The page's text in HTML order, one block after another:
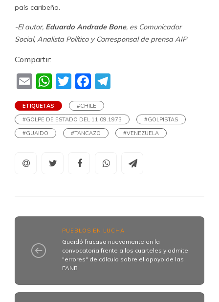
país caribeño.
-El autor, Eduardo Andrade Bone, es Comunicador
Social, Analista Político y Corresponsal de prensaAIP
Compartir:
EmailWhatsApp
TwitterFacebook
ETIQUETAS
#CHILE
#GOLPE DE ESTADO DEL 11.09.1973
#GOLPISTAS
#GUAIDO
#TANCAZO #VENEZUELA
PUEBLOS EN LUCHA
Guaidó fracasa nuevamente en la
convocatoria frente a los cuarteles y admite
"errores" de cálculo sobre el apoyo de las
FANB